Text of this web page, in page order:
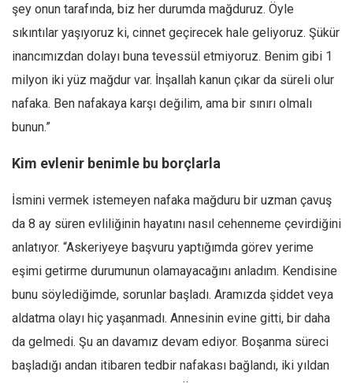
şey onun tarafında, biz her durumda mağduruz. Öyle
sıkıntılar yaşıyoruz ki, cinnet geçirecek hale geliyoruz. Şükür
inancımızdan dolayı buna tevessül etmiyoruz. Benim gibi 1
milyon iki yüz mağdur var. İnşallah kanun çıkar da süreli olur
nafaka. Ben nafakaya karşı değilim, ama bir sınırı olmalı
bunun.”
Kim evlenir benimle bu borçlarla
İsmini vermek istemeyen nafaka mağduru bir uzman çavuş
da 8 ay süren evliliğinin hayatını nasıl cehenneme çevirdiğini
anlatıyor. “Askeriyeye başvuru yaptığımda görev yerime
eşimi getirme durumunun olamayacağını anladım. Kendisine
bunu söylediğimde, sorunlar başladı. Aramızda şiddet veya
aldatma olayı hiç yaşanmadı. Annesinin evine gitti, bir daha
da gelmedi. Şu an davamız devam ediyor. Boşanma süreci
başladığı andan itibaren tedbir nafakası bağlandı, iki yıldan